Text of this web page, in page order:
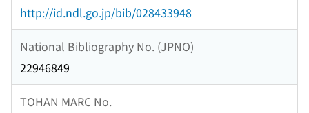
http://id.ndl.go.jp/bib/028433948
National Bibliography No. (JPNO)
22946849
TOHAN MARC No.